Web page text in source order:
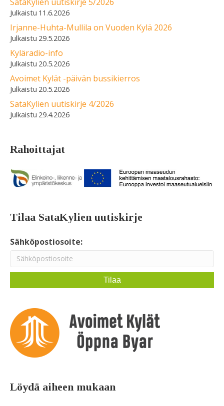
11.6.2026
Irjanne-Huhta-Mullila on Vuoden Kylä 2026
29.5.2026
Kyläradio-info
20.5.2026
Avoimet Kylät -päivän bussikierros
20.5.2026
SataKylien uutiskirje 4/2026
29.4.2026
Rahoittajat
Tilaa SataKylien uutiskirje
Sähköpostiosoite:
Löydä aiheen mukaan